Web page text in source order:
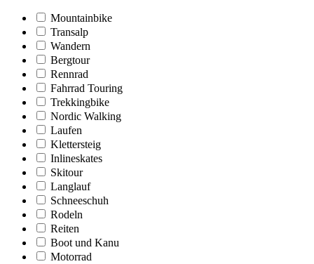
Mountainbike
Transalp
Wandern
Bergtour
Rennrad
Fahrrad Touring
Trekkingbike
Nordic Walking
Laufen
Klettersteig
Inlineskates
Skitour
Langlauf
Schneeschuh
Rodeln
Reiten
Boot und Kanu
Motorrad